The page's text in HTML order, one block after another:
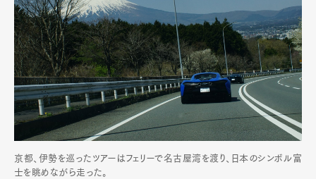
京都、伊勢を巡ったツアーはフェリーで名古屋湾を渡り、日本のシンボル富
士を眺めながら走った。